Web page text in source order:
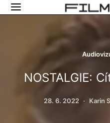
NOSTALGIE:
28. 6. 2022 Karin